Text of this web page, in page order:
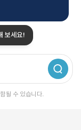
보세요!
될 수 있습니다.